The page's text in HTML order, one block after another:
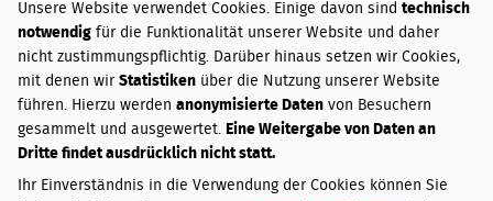
ZAHLUNGSARTEN
PayPal
Vorkasse
VERSANDKOSTEN
Unsere Website verwendet Cookies. Einige davon sind technisch
notwendig für die Funktionalität unserer Website und daher
nicht zustimmungspflichtig. Darüber hinaus setzen wir Cookies,
mit denen wir Statistiken über die Nutzung unserer Website
führen. Hierzu werden anonymisierte Daten von Besuchern
gesammelt und ausgewertet. Eine Weitergabe von Daten an
Dritte findet ausdrücklich nicht statt.
Ihr Einverständnis in die Verwendung der Cookies können Sie